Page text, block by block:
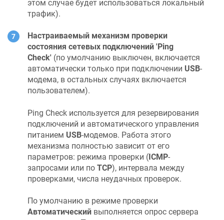
этом случае будет использоваться локальный
трафик).
Настраиваемый механизм проверки
состояния сетевых подключений 'Ping
Check' (по умолчанию выключен, включается
автоматически только при подключении USB-
модема, в остальных случаях включается
пользователем).
Ping Check используется для резервирования
подключений и автоматического управления
питанием USB-модемов. Работа этого
механизма полностью зависит от его
параметров: режима проверки (ICMP-
запросами или по TCP), интервала между
проверками, числа неудачных проверок.
По умолчанию в режиме проверки
Автоматический выполняется опрос сервера